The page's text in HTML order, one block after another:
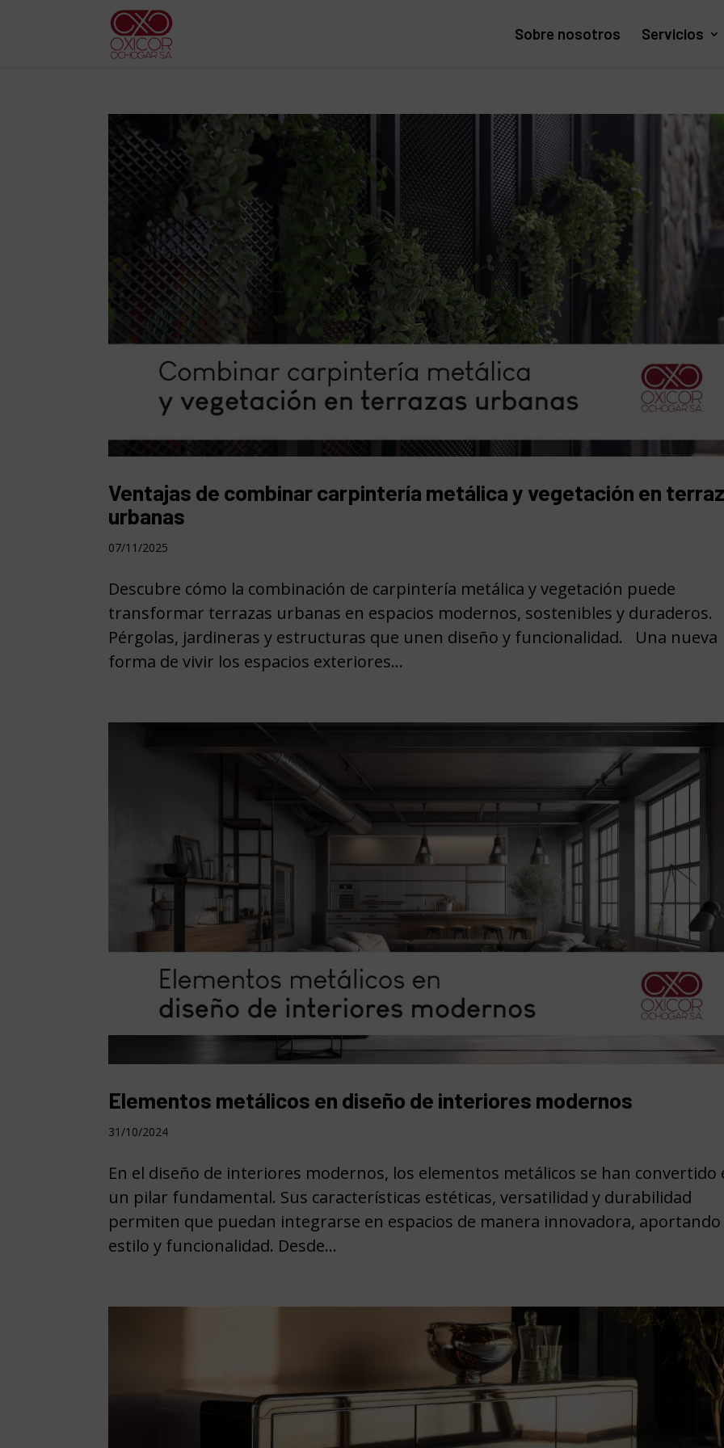
Sobre nosotros Servicios
Ventajas de combinar carpintería metálica y vegetación en
urbanas
07/11/2025
Descubre cómo la combinación de carpintería metálica y vegetación puede
transformar terrazas urbanas en espacios modernos, sostenibles y duraderos.
Pérgolas, jardineras y estructuras que unen diseño y funcionalidad. Una nueva
forma de vivir los espacios exteriores...
Elementos metálicos en diseño de interiores modernos
31/10/2024
En el diseño de interiores modernos, los elementos metálicos se han convertido
un pilar fundamental. Sus características estéticas, versatilidad y durabilidad
permiten que puedan integrarse en espacios de manera innovadora, aportando
estilo y funcionalidad. Desde...